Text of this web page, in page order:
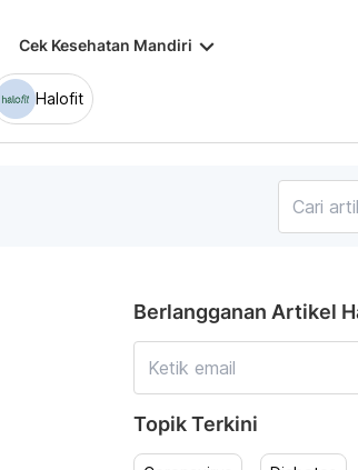
Cek Kesehatan Mandiri keyboard_arrow_down
Halofit
Berlangganan Artikel
Topik Terkini